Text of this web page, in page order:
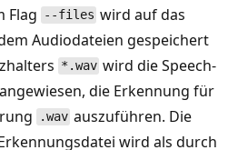
Flag
--files wird auf das
Audiodateien gespeichert
*.wav wird die Speech-
die Erkennung für
.wav auszuführen. Die
wird als durch